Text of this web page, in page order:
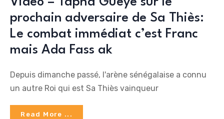
prochain adversaire de Sa Thiès:
Le combat immédiat c’est Franc
mais Ada Fass ak
Depuis dimanche passé, l'arène sénégalaise a connu
un autre Roi qui est Sa Thiès vainqueur
Read More ...